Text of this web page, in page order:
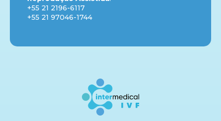
+55 21 2196-6117
+55 21 97046-1744